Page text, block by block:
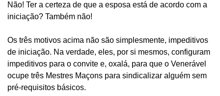
Não! Ter a certeza de que a esposa está de acordo com a
iniciação? Também não!
Os três motivos acima não são simplesmente, impeditivos
de iniciação. Na verdade, eles, por si mesmos, configuram
impeditivos para o convite e, oxalá, para que o Venerável
ocupe três Mestres Maçons para sindicalizar alguém sem
pré-requisitos básicos.